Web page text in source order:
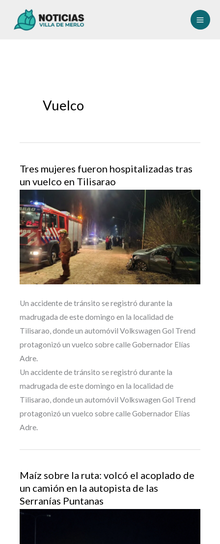
Vuelco
Tres mujeres fueron hospitalizadas tras
un vuelco en Tilisarao
Un accidente de tránsito se registró durante la
madrugada de este domingo en la localidad de
Tilisarao, donde un automóvil Volkswagen Gol Trend
protagonizó un vuelco sobre calle Gobernador Elías
Adre.
Un accidente de tránsito se registró durante la
madrugada de este domingo en la localidad de
Tilisarao, donde un automóvil Volkswagen Gol Trend
protagonizó un vuelco sobre calle Gobernador Elías
Adre.
Maíz sobre la ruta: volcó el acoplado de
un camión en la autopista de las
Serranías Puntanas